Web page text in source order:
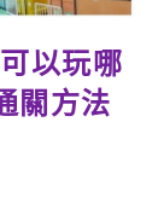
以玩哪
關方法